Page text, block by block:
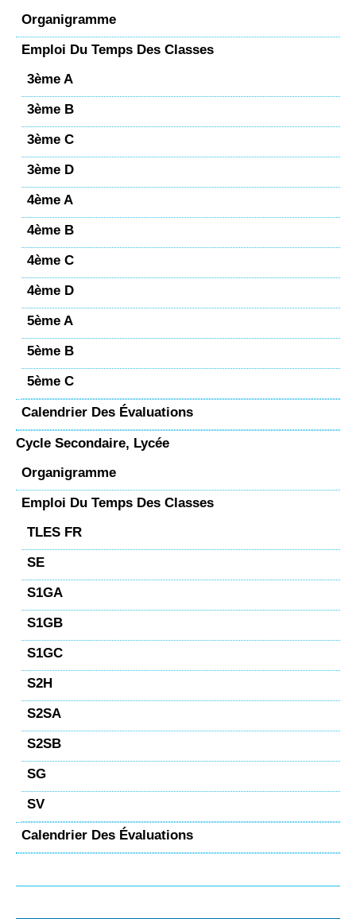
Organigramme
Emploi Du Temps Des Classes
3ème A
3ème B
3ème C
3ème D
4ème A
4ème B
4ème C
4ème D
5ème A
5ème B
5ème C
Calendrier Des Évaluations
Cycle Secondaire, Lycée
Organigramme
Emploi Du Temps Des Classes
TLES FR
SE
S1GA
S1GB
S1GC
S2H
S2SA
S2SB
SG
SV
Calendrier Des Évaluations